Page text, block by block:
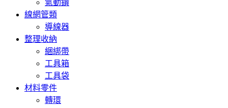
氣動鑽
線網管類
導線器
整理收納
綑綁帶
工具箱
工具袋
材料零件
轉環